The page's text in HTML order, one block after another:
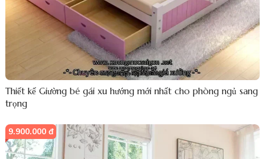
Thiết kế Giường bé gái xu hướng mới nhất cho phòng ngủ sang
trọng
9.900.000 đ